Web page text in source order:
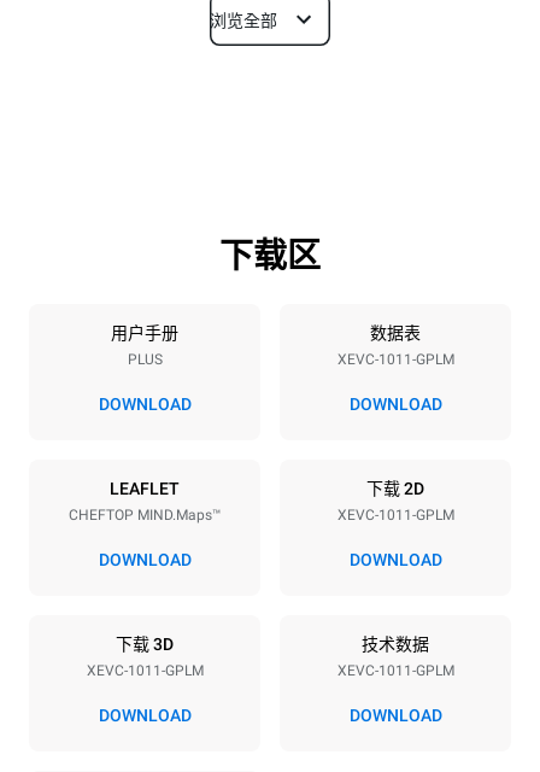
尺寸
烤盘规格
10 GN 1/1
烤盘间距
220-240V 1N~ 1 kW
插头类型
F型插头 | ✓
浏览全部
下载区
用户手册
PLUS
DOWNLOAD
数据表
XEVC-1011-GPLM
DOWNLOAD
LEAFLET
CHEFTOP MIND.Maps™
DOWNLOAD
下载 2D
XEVC-1011-GPLM
DOWNLOAD
下载 3D
XEVC-1011-GPLM
DOWNLOAD
技术数据
XEVC-1011-GPLM
DOWNLOAD